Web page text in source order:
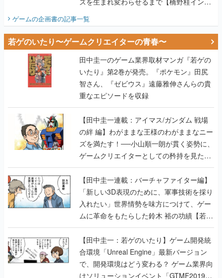
ビュー】
ゲームの企画書の記事一覧
若ゲのいたり〜ゲームクリエイターの青春〜
田中圭一のゲーム業界取材マンガ『若ゲの
いたり』第2巻が発売。『ポケモン』田尻
智さん、『ゼビウス』遠藤雅伸さんらの貴
重なエピソードを収録
【田中圭一連載：アイマス/ガンダム 戦場
の絆 編】わがままな王様のわがままなニー
ズを満たす！──小山順一朗が貫く姿勢に、
ゲームクリエイターとしての矜持を見た
【若ゲのいたり最終回】
【田中圭一連載：バーチャファイター編】
「新しい3D表現のために、軍事技術を採り
入れたい」世界情勢を味方につけて、ゲー
ムに革命をもたらした鈴木 裕の功績【若ゲ
のいたり】
【田中圭一：若ゲのいたり】ゲーム開発統
合環境「Unreal Engine」最新バージョン
で、開発環境はどう変わる？ ゲーム業界向
けソリューションイベント「GTMF2019」